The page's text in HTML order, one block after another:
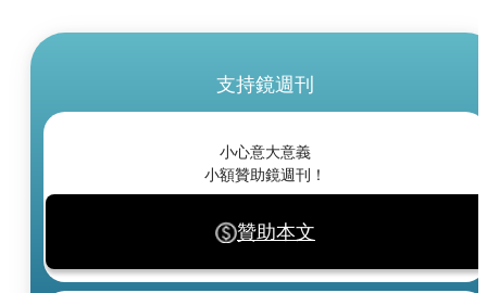
支持鏡週刊
小心意大意義
小額贊助鏡週刊！
贊助本文